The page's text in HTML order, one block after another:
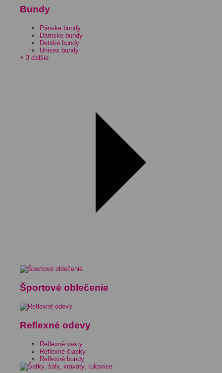
Bundy
Pánske bundy
Dámske bundy
Detské bundy
Unisex bundy
+ 3 ďalšie
Športové oblečenie
Reflexné odevy
Reflexné vesty
Reflexné čiapky
Reflexné bundy